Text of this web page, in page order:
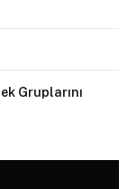
Gruplarını